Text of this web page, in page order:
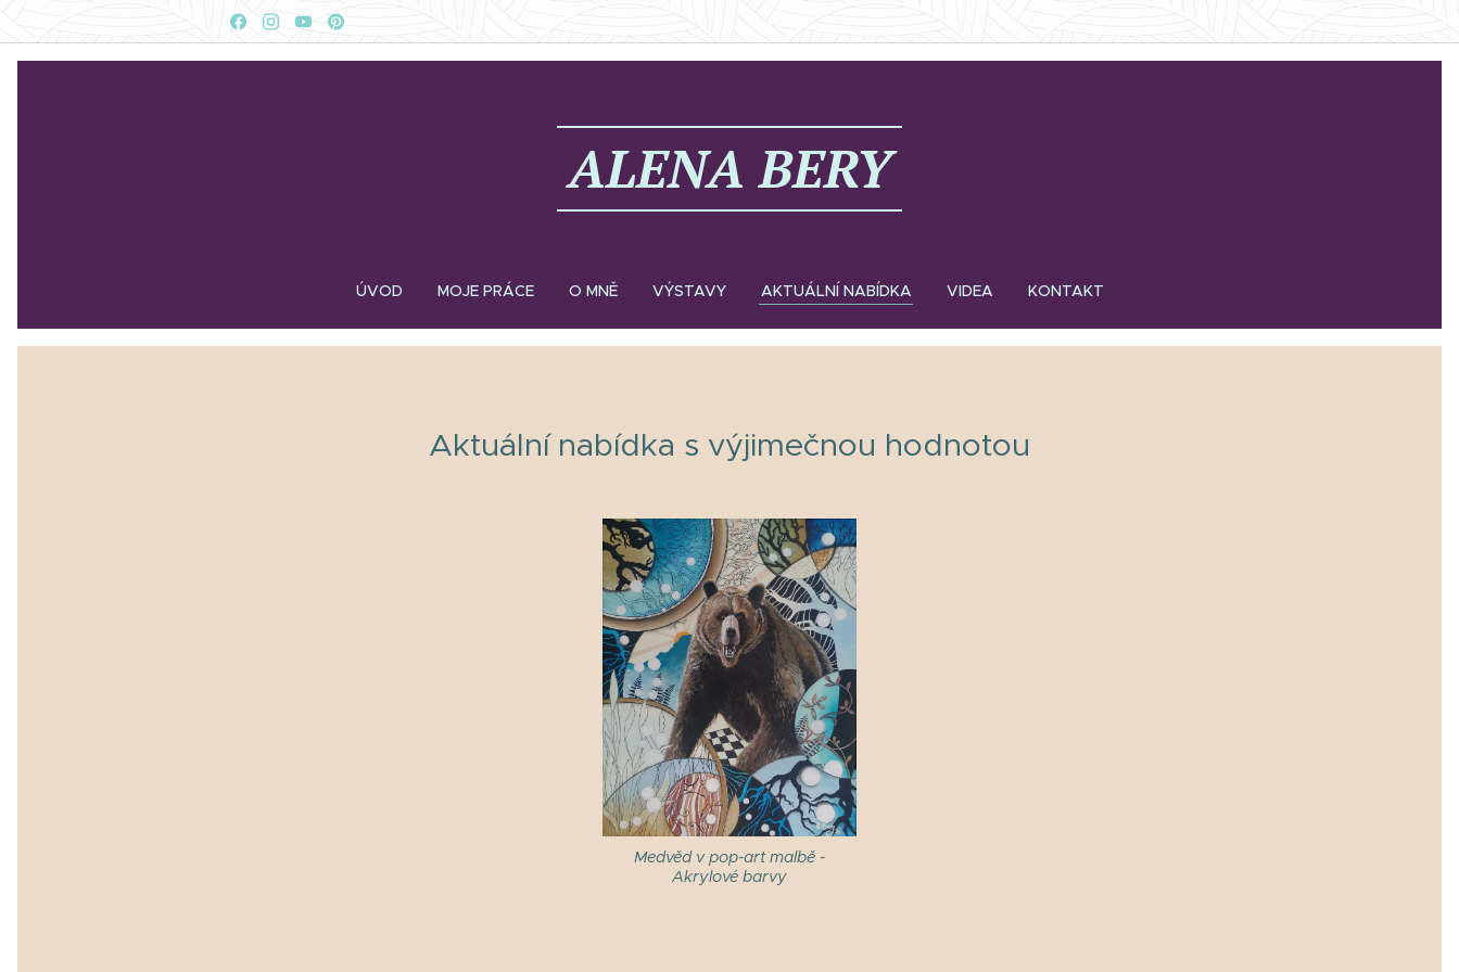
ALENABERY
ÚVOD MOJE PRÁCE O MNĚ VÝSTAVY AKTUÁLNÍ NABÍDKA VIDEA KONTAKT
Aktuální nabídka s výjimečnou hodnotou
Medvěd v pop-art malbě -
Akrylové barvy